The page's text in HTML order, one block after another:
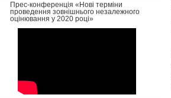
Прес-конференція «Нові терміни
проведення зовнішнього незалежного
оцінювання у 2020 році»